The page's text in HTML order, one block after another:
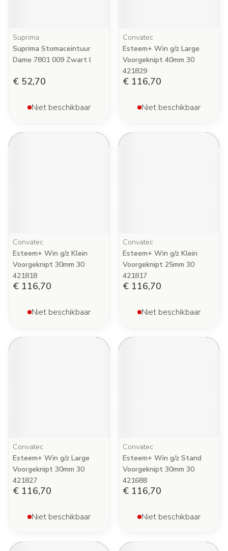
Suprima
Suprima Stomaceintuur
Dame 7801 009 Zwart l
€ 52,70
Niet beschikbaar
Convatec
Esteem+ Win g/z Large
Voorgeknipt 40mm 30
421829
€ 116,70
Niet beschikbaar
Convatec
Esteem+ Win g/z Klein
Voorgeknipt 30mm 30
421818
€ 116,70
Niet beschikbaar
Convatec
Esteem+ Win g/z Klein
Voorgeknipt 25mm 30
421817
€ 116,70
Niet beschikbaar
Convatec
Esteem+ Win g/z Large
Voorgeknipt 30mm 30
421827
€ 116,70
Niet beschikbaar
Convatec
Esteem+ Win g/z Stand
Voorgeknipt 30mm 30
421688
€ 116,70
Niet beschikbaar